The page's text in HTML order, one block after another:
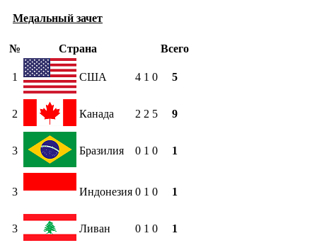
Медальный зачет
№ Страна Всего
1 США 4 1 0 5
2 Канада 2 2 5 9
3 Бразилия 0 1 0 1
3 Индонезия 0 1 0 1
3 Ливан 0 1 0 1